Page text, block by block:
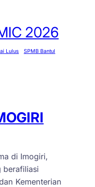
2026
Lulus
SPMB Bantul
di Imogiri,
berafiliasi
Kementerian